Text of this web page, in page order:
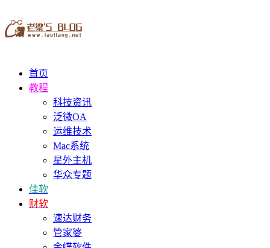
首页
教程
科技资讯
泛微OA
运维技术
Mac系统
星外主机
华众专题
佳软
财软
速达财务
管家婆